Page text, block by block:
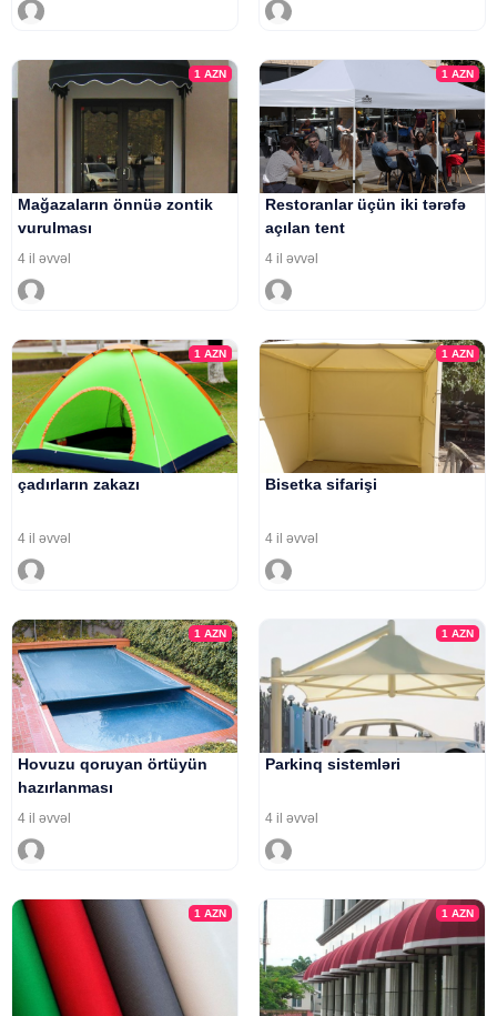
1AZN
Mağazaların önnüə zontik
vurulması
4 il əvvəl
1 AZN
Restoranlar üçün iki tərəfə
açılan tent
4 il əvvəl
1AZN
çadırların zakazı
4 il əvvəl
1 AZN
Bisetka sifarişi
4 il əvvəl
1AZN
Hovuzu qoruyan örtüyün
hazırlanması
4 il əvvəl
1 AZN
Parkinq sistemləri
4 il əvvəl
1AZN 1 AZN